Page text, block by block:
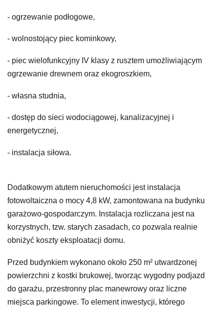
- ogrzewanie podłogowe,
- wolnostojący piec kominkowy,
- piec wielofunkcyjny IV klasy z rusztem umożliwiającym
ogrzewanie drewnem oraz ekogroszkiem,
- własna studnia,
- dostęp do sieci wodociągowej, kanalizacyjnej i
energetycznej,
- instalacja siłowa.
Dodatkowym atutem nieruchomości jest instalacja
fotowoltaiczna o mocy 4,8 kW, zamontowana na budynku
garażowo-gospodarczym. Instalacja rozliczana jest na
korzystnych, tzw. starych zasadach, co pozwala realnie
obniżyć koszty eksploatacji domu.
Przed budynkiem wykonano około 250 m² utwardzonej
powierzchni z kostki brukowej, tworząc wygodny podjazd
do garażu, przestronny plac manewrowy oraz liczne
miejsca parkingowe. To element inwestycji, którego